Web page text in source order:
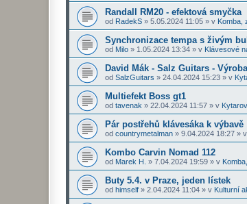
Randall RM20 - efektová smyčka
od RadekS » 5.05.2024 11:05 » v Komba,
Synchronizace tempa s živým
od Milo » 1.05.2024 13:34 » v Klávesové
David Mák - Salz Guitars -
od SalzGuitars » 24.04.2024 15:23 » v
Multiefekt Boss gt1
od tavenak » 22.04.2024 11:57 » v
Pár postřehů klávesáka k výbavě
od countrymetalman » 9.04.2024 18:27 » v
Kombo Carvin Nomad 112
od Marek H. » 7.04.2024 19:59 » v
Buty 5.4. v Praze, jeden lístek
od himself » 2.04.2024 11:04 » v Kulturní